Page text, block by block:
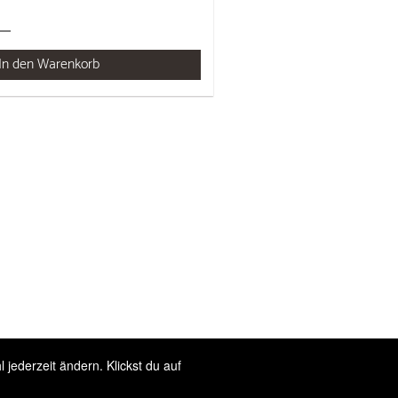
den Warenkorb
jederzeit ändern. Klickst du auf